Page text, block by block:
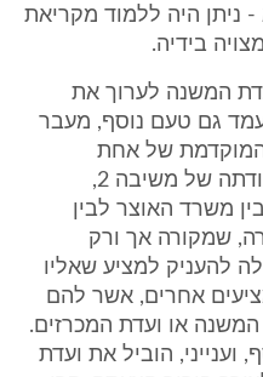
- ניתן היה ללמוד מקריאת
בידיה.
המשנה לערוך את
כאמור עם משיבה 2, עמד גם טעם נוסף, מעבר
המוקדמת של אחת
מחברות ועדת המשנה עם עבודתה של משיבה 2,
משרד האוצר לבין
שמקורה אך ורק
להעניק למציע שאליו
אחרים, אשר להם
או ועדת המכרזים.
וענייני, הוביל את ועדת